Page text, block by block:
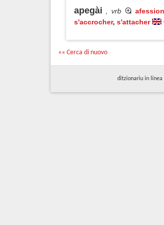
apegài , vrb
s'accrocher, s'attacher
«« Cerca di nuovo
ditzionariu in